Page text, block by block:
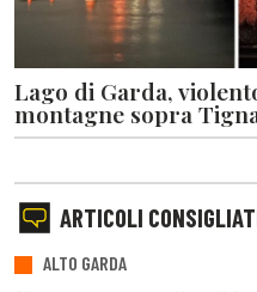
Lago di Garda,
montagne sopra
ARTICOLI
ALTO GARDA